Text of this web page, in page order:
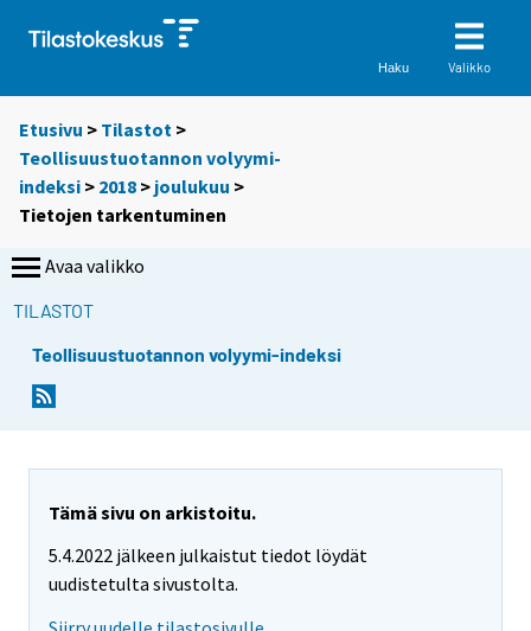
Haku Valikko
Etusivu > Tilastot >
Teollisuustuotannon volyymi-
indeksi > 2018 > joulukuu >
Tietojen tarkentuminen
Avaa valikko
TILASTOT
Teollisuustuotannon volyymi-indeksi
Tämä sivu on arkistoitu.
5.4.2022 jälkeen julkaistut tiedot löydät
uudistetulta sivustolta.